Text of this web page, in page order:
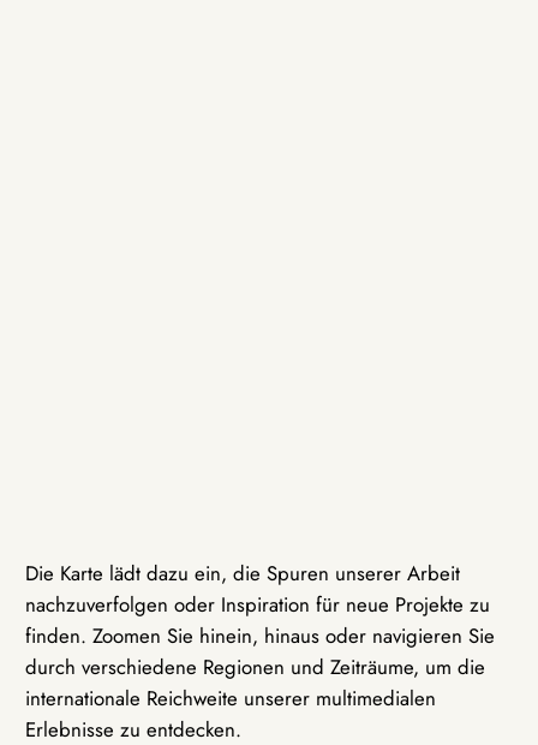
Die Karte lädt dazu ein, die Spuren unserer Arbeit
nachzuverfolgen oder Inspiration für neue Projekte zu
finden. Zoomen Sie hinein, hinaus oder navigieren Sie
durch verschiedene Regionen und Zeiträume, um die
internationale Reichweite unserer multimedialen
Erlebnisse zu entdecken.